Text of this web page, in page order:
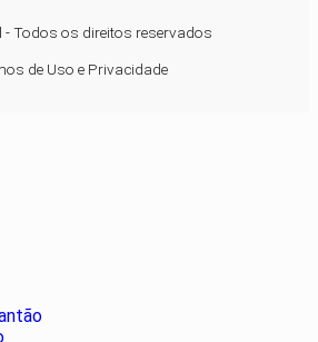
- Todos os direitos reservados
de Uso e Privacidade